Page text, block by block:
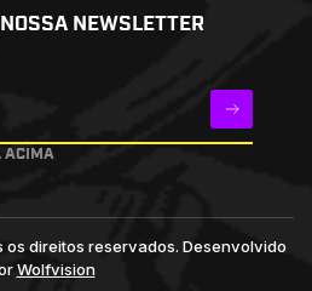
NEWSLETTER
ACIMA
os direitos reservados. Desenvolvido
Wolfvision